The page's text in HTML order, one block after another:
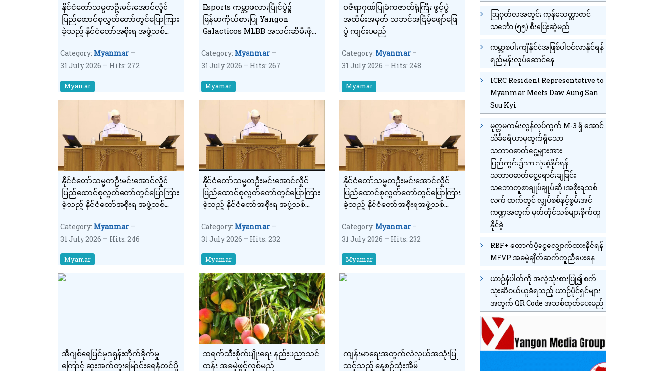
နိုင်ငံတော်သမ္မတဦးမင်းအောင်လှိုင်
ပြည်ထောင်စုလွှတ်တော်တွင်ပြောကြား
ခဲ့သည့် နိုင်ငံတော်အစိုးရ အဖွဲ့သစ်
နိုင်ငံတော်အခြေပြ မိန့်ခွန်း ကောက်
နှုတ်ချက်(၄)
Category: Myanmar
31 July 2026
Hits: 272
Myamar
Esports ကမ္ဘာ့ဖလားပြိုင်ပွဲ၌
မြန်မာကိုယ်စားပြု Yangon
Galacticos MLBB အသင်းဆီမီးဖိုင်
Category: Myanmar
31 July 2026
Hits: 267
Myamar
ဝဇီရာဂုဏ်ပြုခံကဇာတ်ရုံကြီး ဖွင့်ပွဲ
အထိမ်းအမှတ် သဘင်အငြိမ့်ဖျော်ဖြေ
ပွဲ ကျင်းပမည်
Category: Myanmar
31 July 2026
Hits: 248
Myamar
နိုင်ငံတော်သမ္မတဦးမင်းအောင်လှိုင်
ပြည်ထောင်စုလွှတ်တော်တွင်ပြောကြား
ခဲ့သည့် နိုင်ငံတော်အစိုးရ အဖွဲ့သစ်
နိုင်ငံတော်အခြေပြ မိန့်ခွန်း ကောက်
နှုတ်ချက်(၃)
Category: Myanmar
31 July 2026
Hits: 246
Myamar
နိုင်ငံတော်သမ္မတဦးမင်းအောင်လှိုင်
ပြည်ထောင်စုလွှတ်တော်တွင်ပြောကြား
ခဲ့သည့် နိုင်ငံတော်အစိုးရ အဖွဲ့သစ်
နိုင်ငံတော်အခြေပြ မိန့်ခွန်း ကောက်
နှုတ်ချက်(၂)
Category: Myanmar
31 July 2026
Hits: 232
Myamar
နိုင်ငံတော်သမ္မတဦးမင်းအောင်လှိုင်
ပြည်ထောင်စုလွှတ်တော်တွင်ပြောကြား
ခဲ့သည့် နိုင်ငံတော်အစိုးရအဖွဲ့သစ်
နိုင်ငံတော်အခြေပြ မိန့်ခွန်း ကောက်
နှုတ်ချက်(၁)
Category: Myanmar
31 July 2026
Hits: 232
Myamar
အီဂျစ်ရေပြင်မှဒရုန်းတိုက်ခိုက်မှု
ကြောင့် ဆူးအက်တူးမြောင်းရေနံတင်ပို့
သရက်သီးစိုက်ပျိုးရေး နည်းပညာသင်
တန်း အခမဲ့ဖွင့်လှစ်မည်
ကျန်းမာရေးအတွက်လဲလှယ်အသုံးပြု
သင့်သည့် နေ့စဉ်သုံးအိမ်
ဩဂုတ်လအတွင်း ကုန်သေတ္တာတင်
သင်္ဘော (၅၅) စီးပြေးဆွဲမည်
ကမ္ဘာ့စပါးကျီနိုင်ငံအဖြစ်ပါဝင်လာနိုင်ရန်
ရည်မှန်းလုပ်ဆောင်နေ
ICRC Resident Representative to
Myanmar Meets Daw Aung San
Suu Kyi
မုတ္တမကမ်းလွန်လုပ်ကွက် M-3 ရှိ အောင်
သိင်္ခဧရိယာမှထွက်ရှိသော
သဘာဝဓာတ်ငွေ့များအား
ပြည်တွင်း၌သာ သုံးစွဲနိုင်ရန်
သဘာဝဓာတ်ငွေ့ရောင်းချခြင်း
သဘောတူစာချုပ်ချုပ်ဆို ၊အစိုးရသစ်
လက် ထက်တွင် လျှပ်စစ်နှင့်စွမ်းအင်
ကဏ္ဍအတွက် မှတ်တိုင်သစ်များစိုက်ထူ
နိုင်ခဲ့
RBF+ ထောက်ပံ့ငွေလျှောက်ထားနိုင်ရန်
MFVP အခမဲ့ချိတ်ဆက်ကူညီပေးနေ
ယာဉ်နံပါတ်ကို အလွဲသုံးစားပြု၍ စက်
သုံးဆီဝယ်ယူခံရသည့် ယာဉ်ပိုင်ရှင်များ
အတွက် QR Code အသစ်ထုတ်ပေးမည်